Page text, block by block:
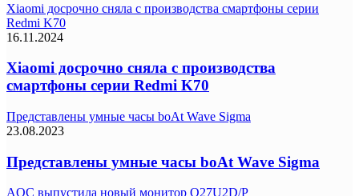
Xiaomi досрочно сняла с производства смартфоны серии
Redmi K70
16.11.2024
Xiaomi досрочно сняла с производства
смартфоны серии Redmi K70
Представлены умные часы boAt Wave Sigma
23.08.2023
Представлены умные часы boAt Wave Sigma
AOC выпустила новый монитор Q27U2D/P